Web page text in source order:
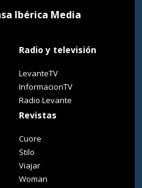
Ibérica Media
Radio y televisión
LevanteTV
InformacionTV
Radio Levante
Revistas
Cuore
Stilo
Viajar
Woman